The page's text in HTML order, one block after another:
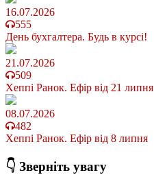
16.07.2026
555
День бухгалтера. Будь в курсі!
21.07.2026
509
Хеппі Ранок. Ефір від 21 липня
08.07.2026
482
Хеппі Ранок. Ефір від 8 липня
👇 Зверніть увагу